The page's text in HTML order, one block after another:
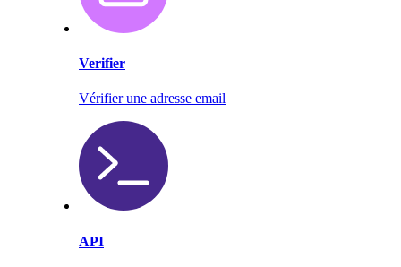
Verifier
Vérifier une adresse email
API